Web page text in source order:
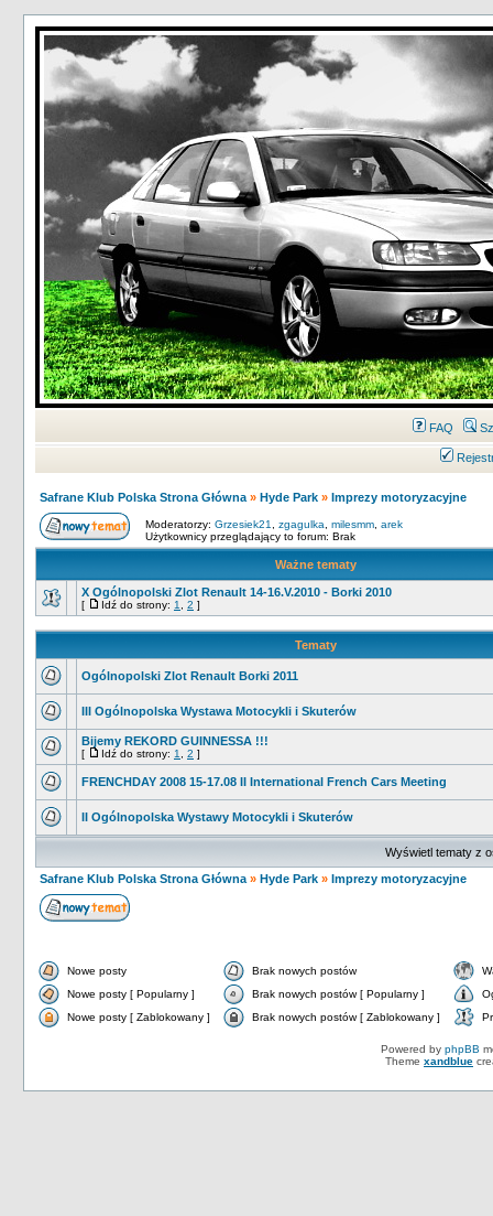
FAQ
Safrane Klub Polska Strona Główna » Hyde Park » Imprezy motoryzacyjne
Moderatorzy: Grzesiek21 zgagulka milesmm arek
Użytkownicy przeglądający to forum: Brak
Ważne tematy
X Ogólnopolski Zlot Renault 14-16.V.2010 - Borki 2010
[ Idź do strony: 1 2 ]
Tematy
Ogólnopolski Zlot Renault Borki 2011
III Ogólnopolska Wystawa Motocykli i Skuterów
Bijemy REKORD GUINNESSA !!!
[ Idź do strony: 1 2 ]
FRENCHDAY 2008 15-17.08 II International French Cars Meeting
II Ogólnopolska Wystawy Motocykli i Skuterów
Wyświetl tematy z
Safrane Klub Polska Strona Główna » Hyde Park » Imprezy motoryzacyjne
Nowe posty Brak nowych postów
Nowe posty [ Popularny ]
Brak nowych postów [ Popularny ]
Nowe posty [ Zablokowany ]
Brak nowych postów [ Zablokowany ]
Powered by phpBB
Theme xandblue